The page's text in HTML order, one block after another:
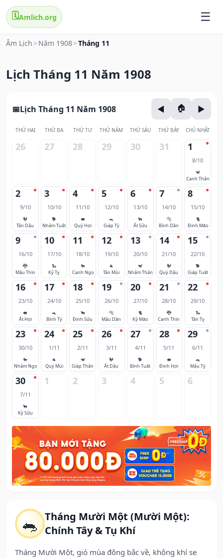
🗓️Amlich.org
Âm Lịch > Năm 1908>Tháng 11
Lịch Tháng 11 Năm 1908
🐀 Tháng Mười Một (Mười Một):
Chính Tây & Tụ Khí
Tháng Mười Một, gió mùa đông bắc về, không khí se
Lịch Tháng 11 Năm 1908
THỨ HAI THỨ BA THỨ TƯ THỨ NĂM THỨ SÁU THỨ BẢY CHỦ NHẬT
26 27 28 29 30 31 1
8/10
🐒
Canh Thân
2
9/10
🐓
Tân Dậu
3
10/10
🐕
Nhâm Tuất
4
11/10
🐖
Quý Hợi
5
12/10
🐀
Giáp Tý
6
13/10
🐂
Ất Sửu
7
14/10
🐅
Bính Dần
8
15/10
🐈
Đinh Mão
9
16/10
🐉
Mậu Thìn
10
17/10
🐍
Kỷ Tỵ
11
18/10
🐎
Canh Ngọ
12
19/10
🐐
Tân Mùi
13
20/10
🐒
Nhâm Thân
14
21/10
🐓
Quý Dậu
15
22/10
🐕
Giáp Tuất
16
23/10
🐖
Ất Hợi
17
24/10
🐀
Bính Tý
18
25/10
🐂
Đinh Sửu
19
26/10
🐅
Mậu Dần
20
27/10
🐈
Kỷ Mão
21
28/10
🐉
Canh Thìn
22
29/10
🐍
Tân Tỵ
23
30/10
🐎
Nhâm Ngọ
24
1/11
🐐
Quý Mùi
25
2/11
🐒
Giáp Thân
26
3/11
🐓
Ất Dậu
27
4/11
🐕
Bính Tuất
28
5/11
🐖
Đinh Hợi
29
6/11
🐀
Mậu Tý
30
7/11
🐂
Kỷ Sửu
1 2 3 4 5 6